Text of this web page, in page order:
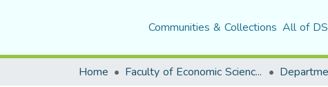
Communities & Collections All of
Home Faculty of Economic Sciences, Commerce and Management Sciences